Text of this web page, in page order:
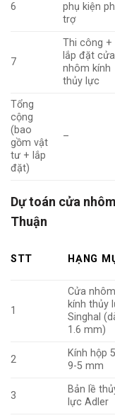
6
phụ kiện
trợ
7
Thi công +
lắp đặt cửa
nhôm kính
thủy lực
Tổng
cộng
(bao
gồm vật
tư + lắp
đặt)
–
Dự toán cửa
Thuận
STT HẠNG
1
Cửa nhôm
kính thủy
Singhal
1.6 mm)
2
Kính hộp
9-5 mm
3
Bản lề
lực Adler